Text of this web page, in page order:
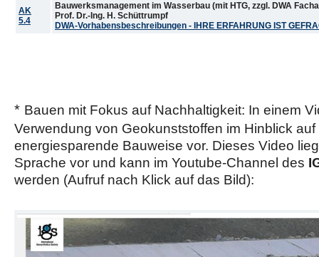
AK
5.4
Bauwerksmanagement im Wasserbau (mit HTG, zzgl. DWA
Prof. Dr.-Ing. H. Schüttrumpf
DWA-Vorhabensbeschreibungen - IHRE ERFAHRUNG IST
* Bauen mit Fokus auf Nachhaltigkeit: In einem
Verwendung von Geokunststoffen im Hinblick
energiesparende Bauweise vor. Dieses Video
Sprache vor und kann im Youtube-Channel des
werden (Aufruf nach Klick auf das Bild):